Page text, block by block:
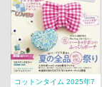
コットンタイム 2025年7